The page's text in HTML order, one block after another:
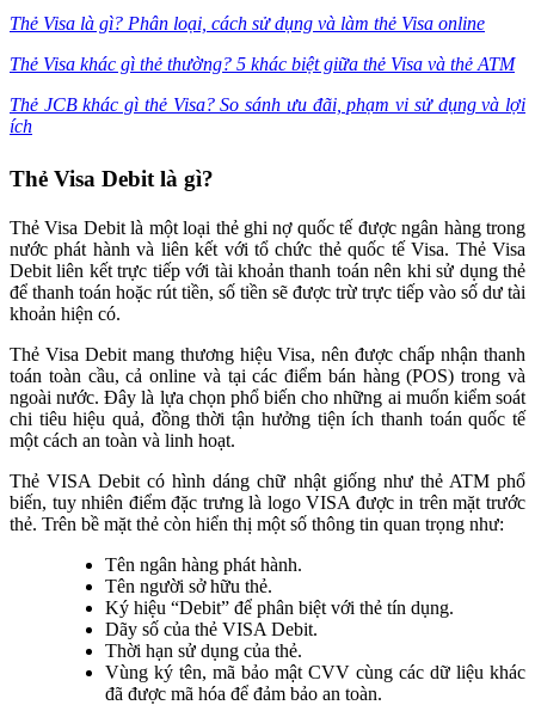
Thẻ Visa là gì? Phân loại, cách sử dụng và làm thẻ Visa online
Thẻ Visa khác gì thẻ thường? 5 khác biệt giữa thẻ Visa và thẻ ATM
Thẻ JCB khác gì thẻ Visa? So sánh ưu đãi, phạm vi sử dụng và lợi
ích
Thẻ Visa Debit là gì?
Thẻ Visa Debit là một loại thẻ ghi nợ quốc tế được ngân hàng trong
nước phát hành và liên kết với tổ chức thẻ quốc tế Visa. Thẻ Visa
Debit liên kết trực tiếp với tài khoản thanh toán nên khi sử dụng thẻ
để thanh toán hoặc rút tiền, số tiền sẽ được trừ trực tiếp vào số dư tài
khoản hiện có.
Thẻ Visa Debit mang thương hiệu Visa, nên được chấp nhận thanh
toán toàn cầu, cả online và tại các điểm bán hàng (POS) trong và
ngoài nước. Đây là lựa chọn phổ biến cho những ai muốn kiểm soát
chi tiêu hiệu quả, đồng thời tận hưởng tiện ích thanh toán quốc tế
một cách an toàn và linh hoạt.
Thẻ VISA Debit có hình dáng chữ nhật giống như thẻ ATM phổ
biến, tuy nhiên điểm đặc trưng là logo VISA được in trên mặt trước
thẻ. Trên bề mặt thẻ còn hiển thị một số thông tin quan trọng như:
Tên ngân hàng phát hành.
Tên người sở hữu thẻ.
Ký hiệu “Debit” để phân biệt với thẻ tín dụng.
Dãy số của thẻ VISA Debit.
Thời hạn sử dụng của thẻ.
Vùng ký tên, mã bảo mật CVV cùng các dữ liệu khác
đã được mã hóa để đảm bảo an toàn.